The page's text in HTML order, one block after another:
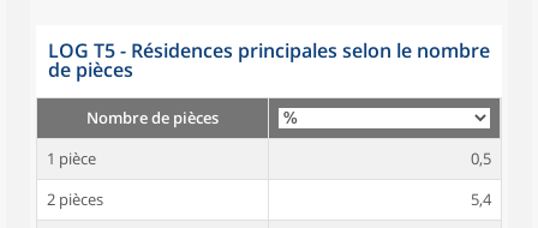
LOG T5 - Résidences principales selon le nombre
de pièces
Nombre de pièces
1 pièce
0,5
2 pièces
5,4